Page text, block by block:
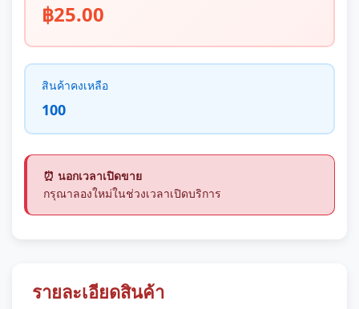
฿25.00
สินค้าคงเหลือ
100
⏰ นอกเวลาเปิดขาย
กรุณาลองใหม่ในช่วงเวลาเปิดบริการ
รายละเอียดสินค้า